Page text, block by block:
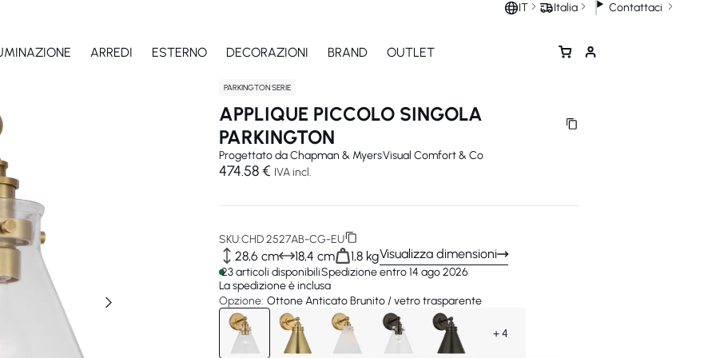
IT Italia Contattaci
ARREDI ESTERNO DECORAZIONI BRAND OUTLET
PARKINGTON SERIE
APPLIQUE PICCOLO SINGOLA
PARKINGTON
Progettato daChapman & MyersVisual Comfort & Co
474.58 € IVA incl.
SKU:CHD 2527AB-CG-EU
28,6 cm 18,4 cm 1,8 kgVisualizza dimensioni
23 articoli disponibiliSpedizione entro 14 ago 2026
La spedizione è inclusa
Opzione: Ottone Anticato Brunito / vetro trasparente
+ 4